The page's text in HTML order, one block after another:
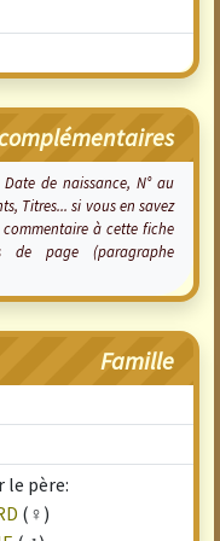
de naissance, N° au
Titres... si vous en savez
commentaire à cette fiche
de page (paragraphe
Famille
le père:
(♀)